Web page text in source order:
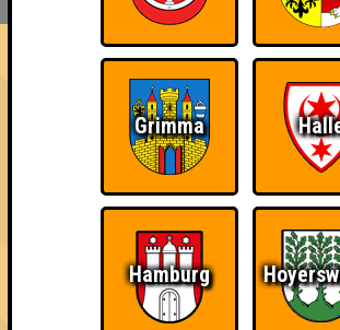
FAQ ÜBER UNS
Streber
Sei in jeder Runde auf dem ersten
~ Noch nicht erreicht ~
Grimma
Hamburg